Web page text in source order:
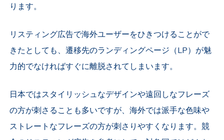
ります。
リスティング広告で海外ユーザーをひきつけることがで
きたとしても、遷移先のランディングページ（LP）が魅
力的でなければすぐに離脱されてしまいます。
日本ではスタイリッシュなデザインや遠回しなフレーズ
の方が刺さることも多いですが、海外では派手な色味や
ストレートなフレーズの方が刺さりやすくなります。競